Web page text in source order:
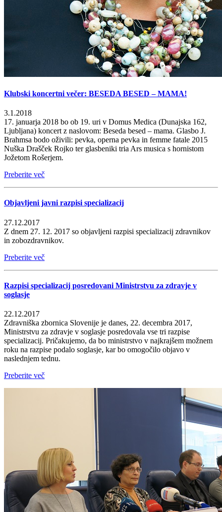
Klubski koncertni večer: BESEDA BESED – MAMA!
3.1.2018
17. januarja 2018 bo ob 19. uri v Domus Medica (Dunajska 162,
Ljubljana) koncert z naslovom: Beseda besed – mama. Glasbo J.
Brahmsa bodo oživili: pevka, operna pevka in femme fatale 2015
Nuška Drašček Rojko ter glasbeniki tria Ars musica s hornistom
Jožetom Rošerjem.
Preberite več
Objavljeni javni razpisi specializacij
27.12.2017
Z dnem 27. 12. 2017 so objavljeni razpisi specializacij zdravnikov
in zobozdravnikov.
Preberite več
Razpisi specializacij posredovani Ministrstvu za zdravje v
soglasje
22.12.2017
Zdravniška zbornica Slovenije je danes, 22. decembra 2017,
Ministrstvu za zdravje v soglasje posredovala vse tri razpise
specializacij. Pričakujemo, da bo ministrstvo v najkrajšem možnem
roku na razpise podalo soglasje, kar bo omogočilo objavo v
naslednjem tednu.
Preberite več